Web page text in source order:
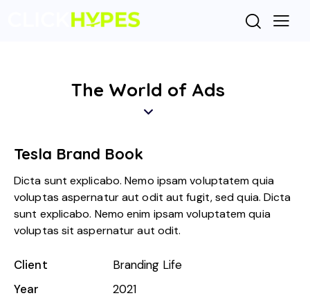
The World of Ads
Tesla Brand Book
Dicta sunt explicabo. Nemo ipsam voluptatem quia
voluptas aspernatur aut odit aut fugit, sed quia. Dicta
sunt explicabo. Nemo enim ipsam voluptatem quia
voluptas sit aspernatur aut odit.
Client
Branding Life
Year
2021